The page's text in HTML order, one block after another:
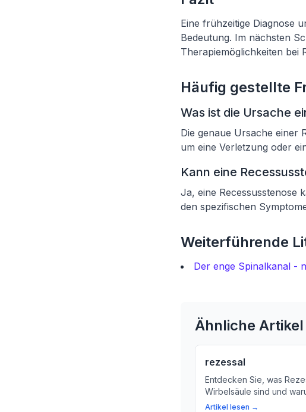
Eine frühzeitige Diagnose
Bedeutung. Im nächsten
Therapiemöglichkeiten bei
Häufig gestellte
Was ist die Ursache
Die genaue Ursache einer
um eine Verletzung oder
Kann eine
Ja, eine Recessusstenose
den spezifischen
Weiterführende
Der enge Spinalkanal -
Ähnliche Artikel
rezessal
Entdecken Sie, was
Wirbelsäule sind und
das Rückenmark sind.
Artikel lesen →